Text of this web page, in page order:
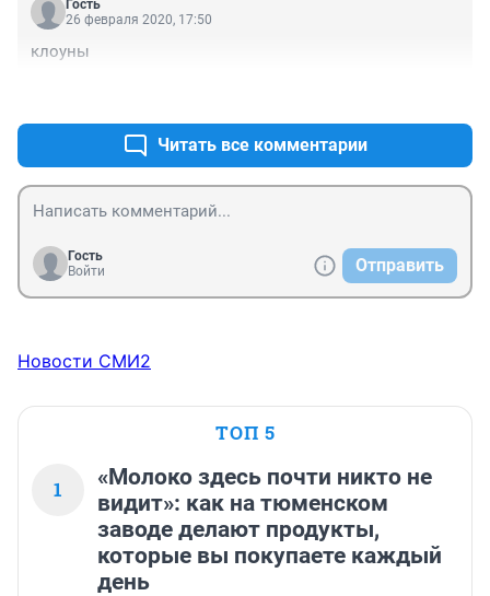
Гость
26 февраля 2020, 17:50
клоуны
Читать все комментарии
Гость
Войти
Отправить
Новости СМИ2
ТОП 5
1
«Молоко здесь почти никто не
видит»: как на тюменском
заводе делают продукты,
которые вы покупаете каждый
день